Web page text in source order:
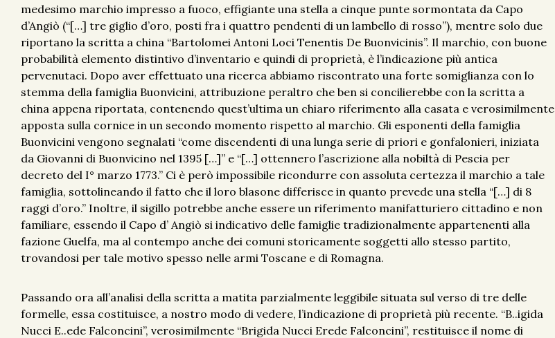
medesimo marchio impresso a fuoco, effigiante una stella a cinque punte sormontata da Capo
d’Angiò (“[…] tre giglio d’oro, posti fra i quattro pendenti di un lambello di rosso”), mentre solo due
riportano la scritta a china “Bartolomei Antoni Loci Tenentis De Buonvicinis”. Il marchio, con buone
probabilità elemento distintivo d’inventario e quindi di proprietà, è l’indicazione più antica
pervenutaci. Dopo aver effettuato una ricerca abbiamo riscontrato una forte somiglianza con lo
stemma della famiglia Buonvicini, attribuzione peraltro che ben si concilierebbe con la scritta a
china appena riportata, contenendo quest’ultima un chiaro riferimento alla casata e verosimilmente
apposta sulla cornice in un secondo momento rispetto al marchio. Gli esponenti della famiglia
Buonvicini vengono segnalati “come discendenti di una lunga serie di priori e gonfalonieri, iniziata
da Giovanni di Buonvicino nel 1395 […]” e “[…] ottennero l’ascrizione alla nobiltà di Pescia per
decreto del I° marzo 1773.” Ci è però impossibile ricondurre con assoluta certezza il marchio a tale
famiglia, sottolineando il fatto che il loro blasone differisce in quanto prevede una stella “[…] di 8
raggi d’oro.” Inoltre, il sigillo potrebbe anche essere un riferimento manifatturiero cittadino e non
familiare, essendo il Capo d’ Angiò si indicativo delle famiglie tradizionalmente appartenenti alla
fazione Guelfa, ma al contempo anche dei comuni storicamente soggetti allo stesso partito,
trovandosi per tale motivo spesso nelle armi Toscane e di Romagna.
Passando ora all’analisi della scritta a matita parzialmente leggibile situata sul verso di tre delle
formelle, essa costituisce, a nostro modo di vedere, l’indicazione di proprietà più recente. “B..igida
Nucci E..ede Falconcini”, verosimilmente “Brigida Nucci Erede Falconcini”, restituisce il nome di